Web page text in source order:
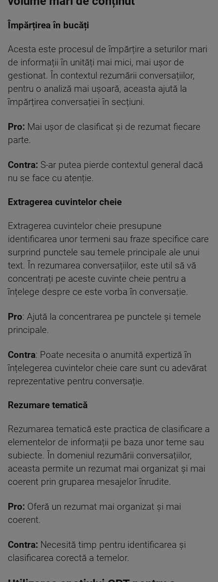
Împărțirea în bucăți
Acesta este procesul de împărțire a seturilor mari
de informații în unități mai mici, mai ușor de
gestionat. În contextul rezumării conversațiilor,
pentru o analiză mai ușoară, aceasta ajută la
împărțirea conversației în secțiuni.
Pro: Mai ușor de clasificat și de rezumat fiecare
parte.
Contra: S-ar putea pierde contextul general dacă
nu se face cu atenție.
Extragerea cuvintelor cheie
Extragerea cuvintelor cheie presupune
identificarea unor termeni sau fraze specifice care
surprind punctele sau temele principale ale unui
text. În rezumarea conversațiilor, este util să vă
concentrați pe aceste cuvinte cheie pentru a
înțelege despre ce este vorba în conversație.
Pro: Ajută la concentrarea pe punctele și temele
principale.
Contra: Poate necesita o anumită expertiză în
înțelegerea cuvintelor cheie care sunt cu adevărat
reprezentative pentru conversație.
Rezumare tematică
Rezumarea tematică este practica de clasificare a
elementelor de informații pe baza unor teme sau
subiecte. În domeniul rezumării conversațiilor,
aceasta permite un rezumat mai organizat și mai
coerent prin gruparea mesajelor înrudite.
Pro: Oferă un rezumat mai organizat și mai
coerent.
Contra: Necesită timp pentru identificarea și
clasificarea corectă a temelor.